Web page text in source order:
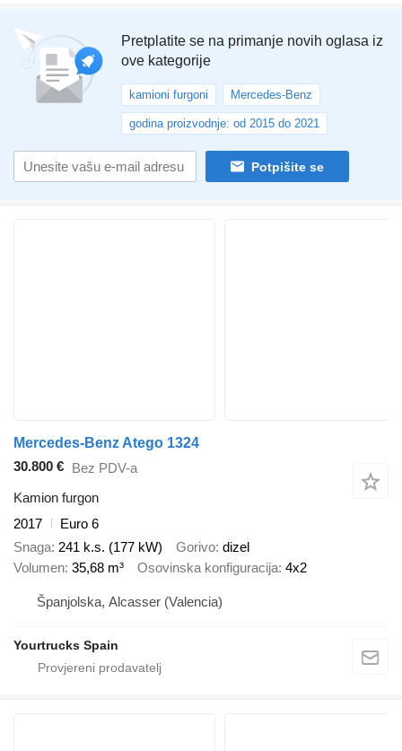
Pretplatite se na primanje novih oglasa iz
ove kategorije
kamioni furgoni Mercedes-Benz
godina proizvodnje: od 2015 do 2021
Potpišite se
Mercedes-Benz Atego 1324
30.800 € Bez PDV-a
Kamion furgon
2017
Euro 6
Snaga 241 k.s. (177 kW) Gorivo dizel
Volumen 35,68 m³ Osovinska konfiguracija 4x2
Španjolska, Alcasser (Valencia)
Yourtrucks Spain